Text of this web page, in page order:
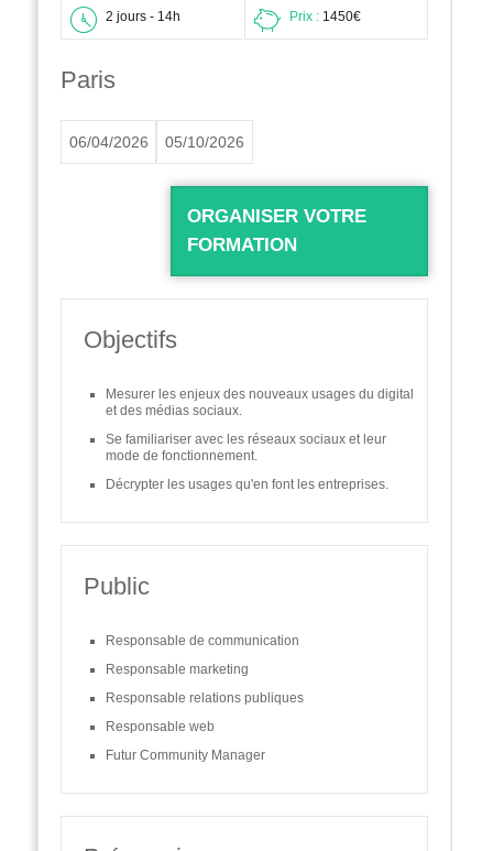
2 jours - 14h Prix : 1450€
Paris
06/04/2026 05/10/2026
ORGANISER VOTRE
FORMATION
Objectifs
Mesurer les enjeux des nouveaux usages du digital
et des médias sociaux.
Se familiariser avec les réseaux sociaux et leur
mode de fonctionnement.
Décrypter les usages qu'en font les entreprises.
Public
Responsable de communication
Responsable marketing
Responsable relations publiques
Responsable web
Futur Community Manager